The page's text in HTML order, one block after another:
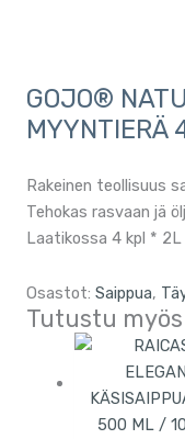
GOJO®
MYYNTIERÄ
Rakeinen teollisuus
Tehokas rasvaan jä
Laatikossa 4 kpl * 2L
Osastot:Saippua,
Tutustu myös